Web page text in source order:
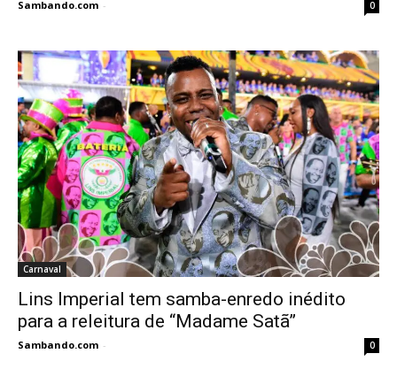
Sambando.com - 0
Carnaval
Lins Imperial tem samba-enredo inédito
para a releitura de “Madame Satã”
Sambando.com - 0